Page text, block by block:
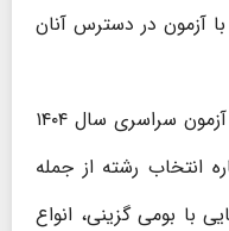
رشته‌هاي با آزمون در دسترس آنان
۱۱-ویژه نامۀ راهنمای انتخاب رشتۀ آزمون سراسری سال ۱۴۰۴
انتخاب رشته از جمله
با بومی گزینی، انواع